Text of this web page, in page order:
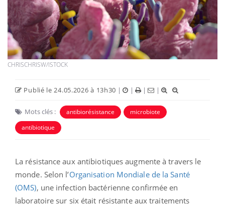
CHRISCHRISW/ISTOCK
Publié le 24.05.2026 à 13h30 | | | |
Mots clés : antibiorésistance
microbiote
antibiotique
La résistance aux antibiotiques augmente à travers le
monde. Selon l’Organisation Mondiale de la Santé
(OMS), une infection bactérienne confirmée en
laboratoire sur six était résistante aux traitements